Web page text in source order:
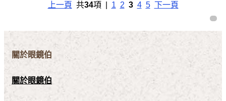
上一頁 共34項 | 1 2 3 4 5 下一頁
關於眼鏡伯
關於眼鏡伯